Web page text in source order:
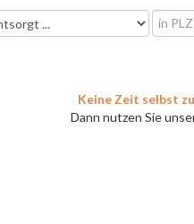
Keine Zeit selbst
Dann nutzen Sie